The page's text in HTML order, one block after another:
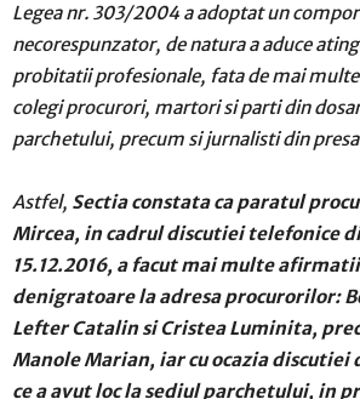
Legea nr. 303/2004 a adoptat un
necorespunzator, de natura a aduce
probitatii profesionale, fata de mai
colegi procurori, martori si parti din
parchetului, precum si jurnalisti din
Astfel, Sectia constata ca paratul
Mircea, in cadrul discutiei telefonice
15.12.2016, a facut mai multe
denigratoare la adresa procurorilor:
Lefter Catalin si Cristea Luminita,
Manole Marian, iar cu ocazia discutiei
ce a avut loc la sediul parchetului, in